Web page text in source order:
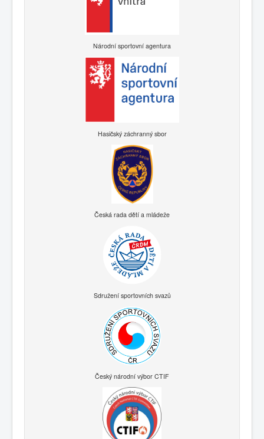
Národní sportovní agentura
Hasičský záchranný sbor
Česká rada dětí a mládeže
Sdružení sportovních svazů
Český národní výbor CTIF